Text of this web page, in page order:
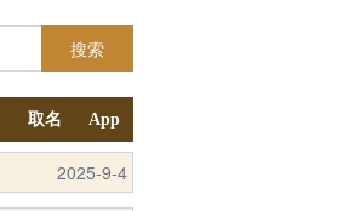
搜索
取名 App
2025-9-4